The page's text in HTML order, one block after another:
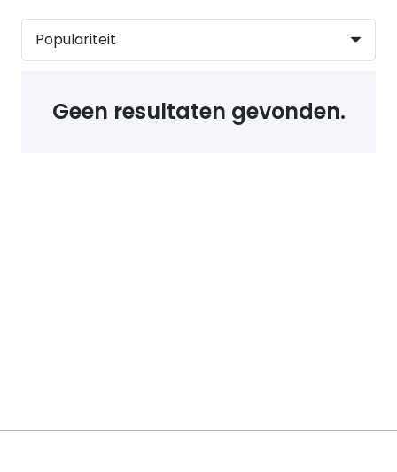
Geen resultaten gevonden.